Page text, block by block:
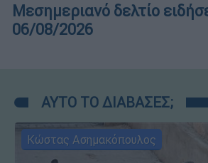
Μεσημεριανό δελτίο
06/08/2026
ΑΥΤΟ ΤΟ ΔΙΑΒΑΣΕΣ;
Κώστας Ασημακόπουλος